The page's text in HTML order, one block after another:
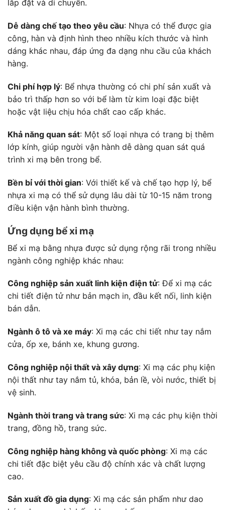
lắp đặt và di chuyển.
Dễ dàng chế tạo theo yêu cầu: Nhựa có thể được gia
công, hàn và định hình theo nhiều kích thước và hình
dáng khác nhau, đáp ứng đa dạng nhu cầu của khách
hàng.
Chi phí hợp lý: Bể nhựa thường có chi phí sản xuất và
bảo trì thấp hơn so với bể làm từ kim loại đặc biệt
hoặc vật liệu chịu hóa chất cao cấp khác.
Khả năng quan sát: Một số loại nhựa có trang bị thêm
lớp kính, giúp người vận hành dễ dàng quan sát quá
trình xi mạ bên trong bể.
Bền bỉ với thời gian: Với thiết kế và chế tạo hợp lý, bể
nhựa xi mạ có thể sử dụng lâu dài từ 10-15 năm trong
điều kiện vận hành bình thường.
Ứng dụng bể xi mạ
Bể xi mạ bằng nhựa được sử dụng rộng rãi trong nhiều
ngành công nghiệp khác nhau:
Công nghiệp sản xuất linh kiện điện tử: Để xi mạ các
chi tiết điện tử như bản mạch in, đầu kết nối, linh kiện
bán dẫn.
Ngành ô tô và xe máy: Xi mạ các chi tiết như tay nắm
cửa, ốp xe, bánh xe, khung gương.
Công nghiệp nội thất và xây dựng: Xi mạ các phụ kiện
nội thất như tay nắm tủ, khóa, bản lề, vòi nước, thiết bị
vệ sinh.
Ngành thời trang và trang sức: Xi mạ các phụ kiện thời
trang, đồng hồ, trang sức.
Công nghiệp hàng không và quốc phòng: Xi mạ các
chi tiết đặc biệt yêu cầu độ chính xác và chất lượng
cao.
Sản xuất đồ gia dụng: Xi mạ các sản phẩm như dao